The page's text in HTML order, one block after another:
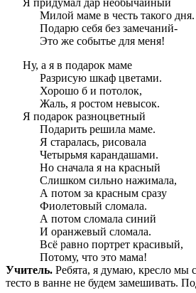
Я придумал дар необычайный
Милой маме в честь такого дня.
Подарю себя без замечаний-
Это же событье для меня!
Ну, а я в подарок маме
Разрисую шкаф цветами.
Хорошо б и потолок,
Жаль, я ростом невысок.
Я подарок разноцветный
Подарить решила маме.
Я старалась, рисовала
Четырьмя карандашами.
Но сначала я на красный
Слишком сильно нажимала,
А потом за красным сразу
Фиолетовый сломала.
А потом сломала синий
И оранжевый сломала.
Всё равно портрет красивый,
Потому, что это мама!
Учитель. Ребята, я думаю, кресло мы
тесто в ванне не будем замешивать.